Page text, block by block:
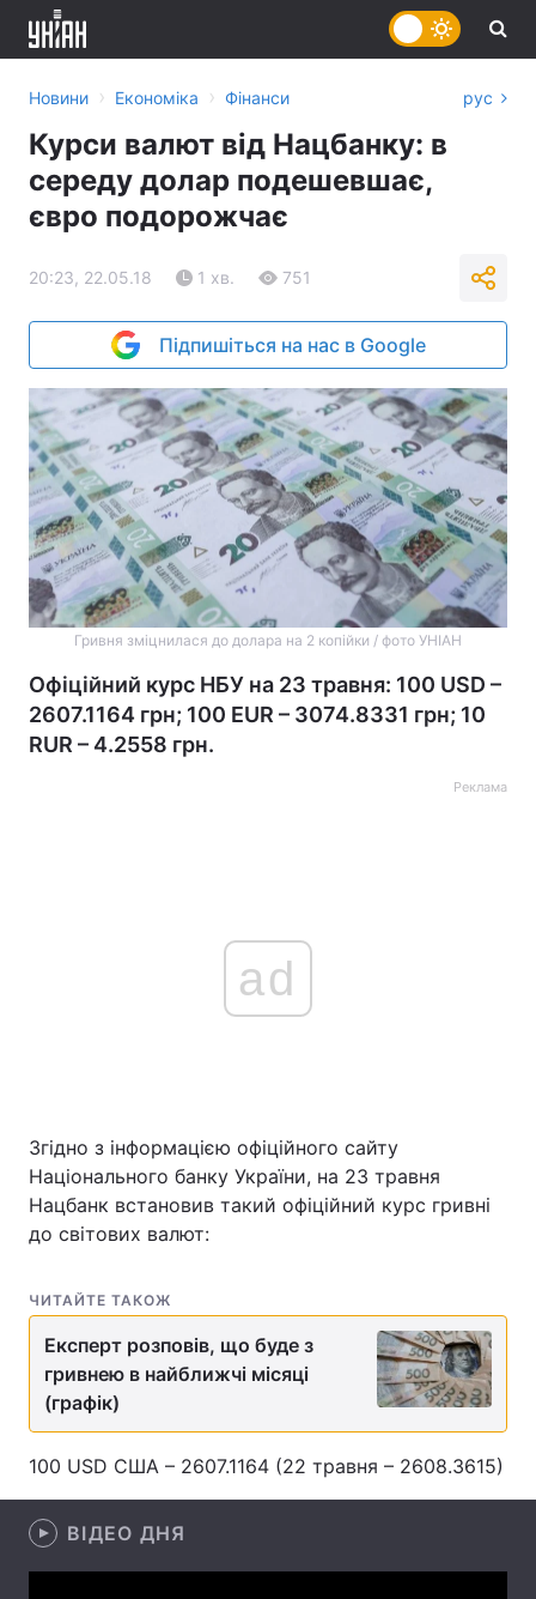
Головна Війна
Україна
Спорт
Техно і зв'язок Лайт
Зброя Інциденти
Цікавинки
Новини › Економіка › Фінанси рус
Курси валют від Нацбанку: в
середу долар подешевшає,
євро подорожчає
20:23, 22.05.18 1 хв. 751
Підпишіться на нас в Google
Гривня зміцнилася до долара на 2 копійки / фото УНІАН
Офіційний курс НБУ на 23 травня: 100 USD –
2607.1164 грн; 100 EUR – 3074.8331 грн; 10
RUR – 4.2558 грн.
Реклама
ad
Згідно з інформацією офіційного сайту
Національного банку України, на 23 травня
Нацбанк встановив такий офіційний курс гривні
до світових валют:
ЧИТАЙТЕ ТАКОЖ
Експерт розповів, що буде з
гривнею в найближчі місяці
(графік)
100 USD США – 2607.1164 (22 травня – 2608.3615)
ВІДЕО ДНЯ